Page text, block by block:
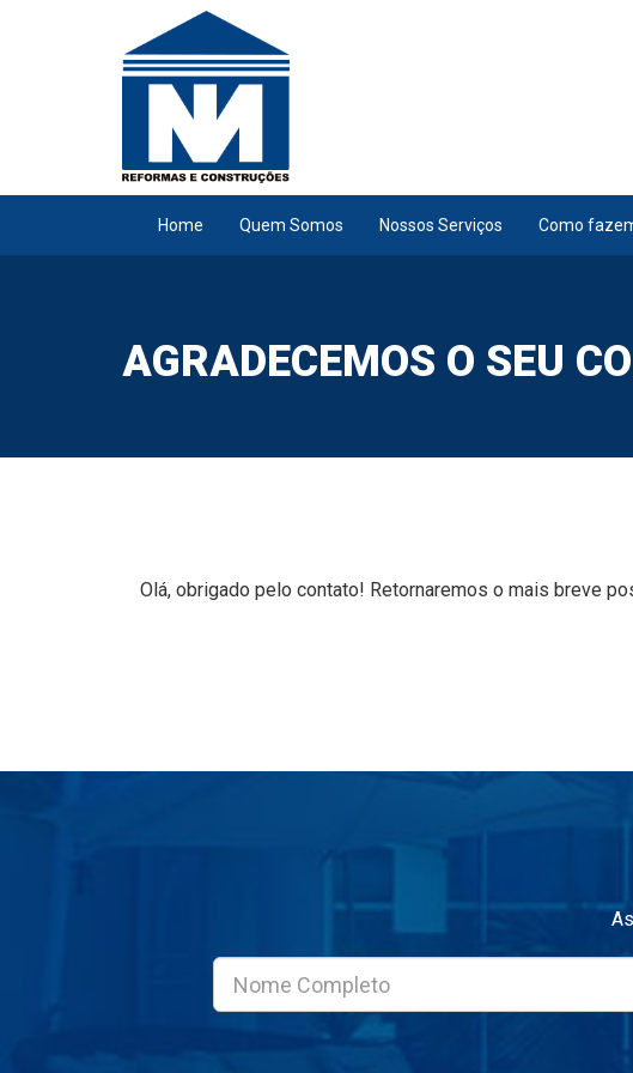
Pular para o conteúdo
Home Quem Somos Nossos Serviços Como
AGRADECEMOS O SEU
Olá, obrigado pelo contato! Retornaremos o mais breve